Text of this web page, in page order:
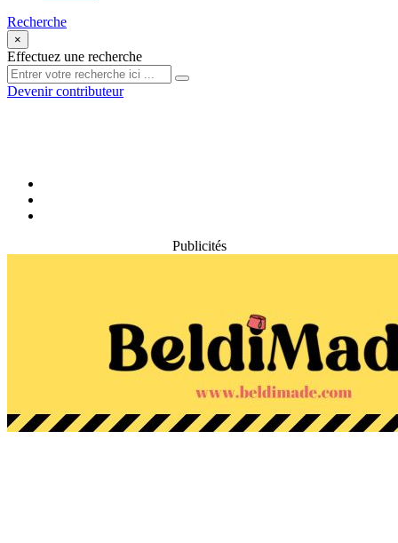
Recherche
×
Effectuez une recherche
Devenir contributeur
Publicités